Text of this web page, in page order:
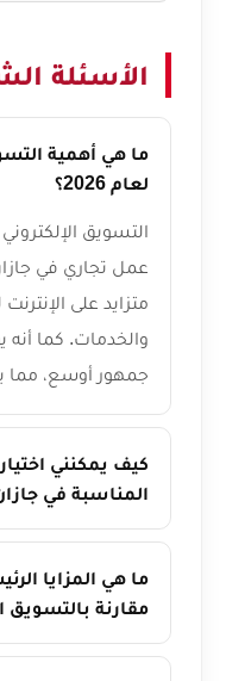
الأسئلة
ما هي أهمية
لعام 2026؟
التسويق
عمل تجاري في
متزايد على
والخدمات. كما أنه
جمهور أوسع، مما
كيف يمكنني
المناسبة في
ما هي المزايا
مقارنة بالتسويق